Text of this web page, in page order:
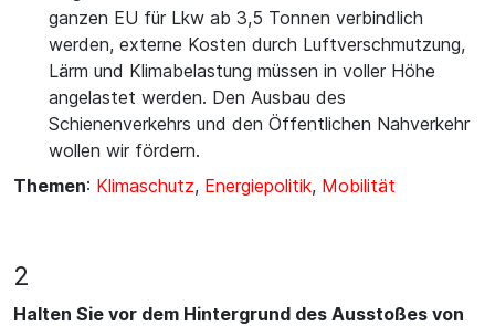
ganzen EU für Lkw ab 3,5 Tonnen verbindlich
werden, externe Kosten durch Luftverschmutzung,
Lärm und Klimabelastung müssen in voller Höhe
angelastet werden. Den Ausbau des
Schienenverkehrs und den Öffentlichen Nahverkehr
wollen wir fördern.
Themen: Klimaschutz, Energiepolitik, Mobilität
2
Halten Sie vor dem Hintergrund des Ausstoßes von